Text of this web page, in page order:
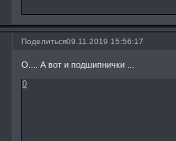
Поделиться09.11.2019 15:56:17
О.... А вот и подшипнички ...
0